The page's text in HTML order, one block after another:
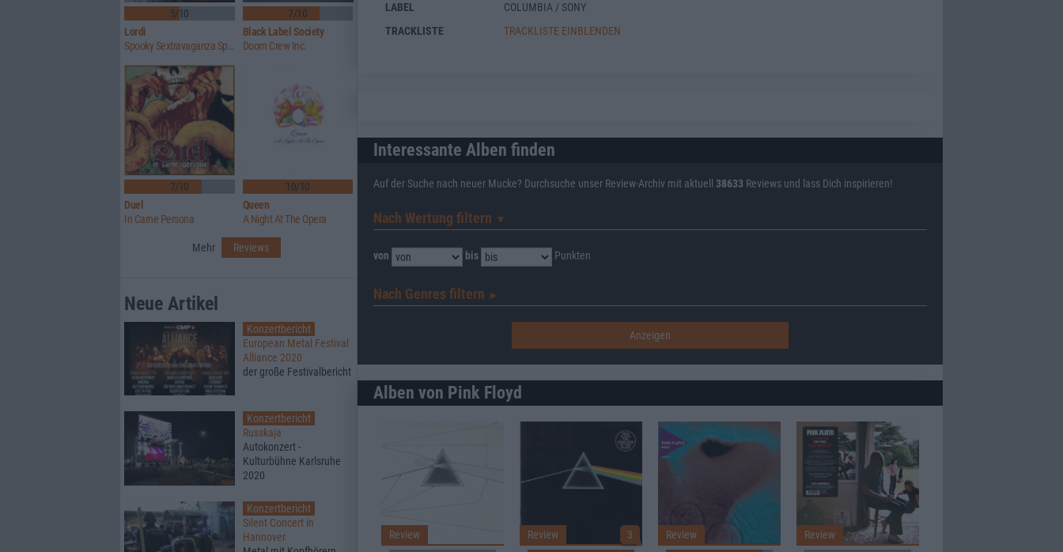
LABEL
COLUMBIA / SONY
TRACKLISTE
TRACKLISTE EINBLENDEN
Interessante Alben finden
Auf der Suche nach neuer Mucke? Durchsuche unser Review-Archiv mit aktuell 38633 Reviews und lass Dich inspirieren!
Nach Wertung filtern ▼︎
von bis Punkten
Nach Genres filtern ►︎
Alben von Pink Floyd
Review Review 3 Review Review
5/10
Lordi
Spooky Sextravaganza Spectacular
7/10
Black Label Society
Doom Crew Inc.
7/10
Duel
In Carne Persona
10/10
Queen
A Night At The Opera
Mehr Reviews
Neue Artikel
Konzertbericht
European Metal Festival
Alliance 2020
der große Festivalbericht
Konzertbericht
Russkaja
Autokonzert -
Kulturbühne Karlsruhe
2020
Konzertbericht
Silent Concert in
Hannover